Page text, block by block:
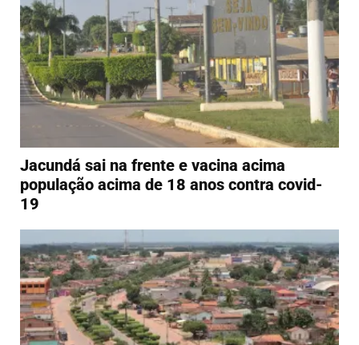
Jacundá sai na frente e vacina acima
população acima de 18 anos contra covid-
19